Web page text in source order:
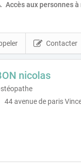
Accès aux personnes
Contacter
nicolas
44 avenue de paris